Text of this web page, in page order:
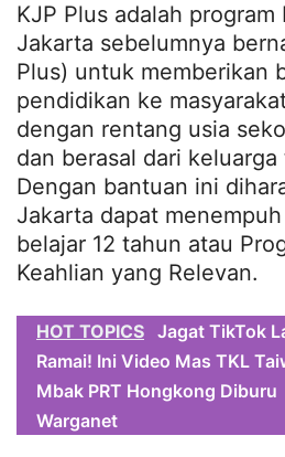
KJP Plus adalah program
Jakarta sebelumnya
Plus) untuk memberikan
pendidikan ke
dengan rentang usia
dan berasal dari keluarga
Dengan bantuan ini
Jakarta dapat
belajar 12 tahun atau
Keahlian yang Relevan.
HOT TOPICS Jagat TikTok
Ramai! Ini Video Mas TKL
Mbak PRT Hongkong Diburu
Warganet